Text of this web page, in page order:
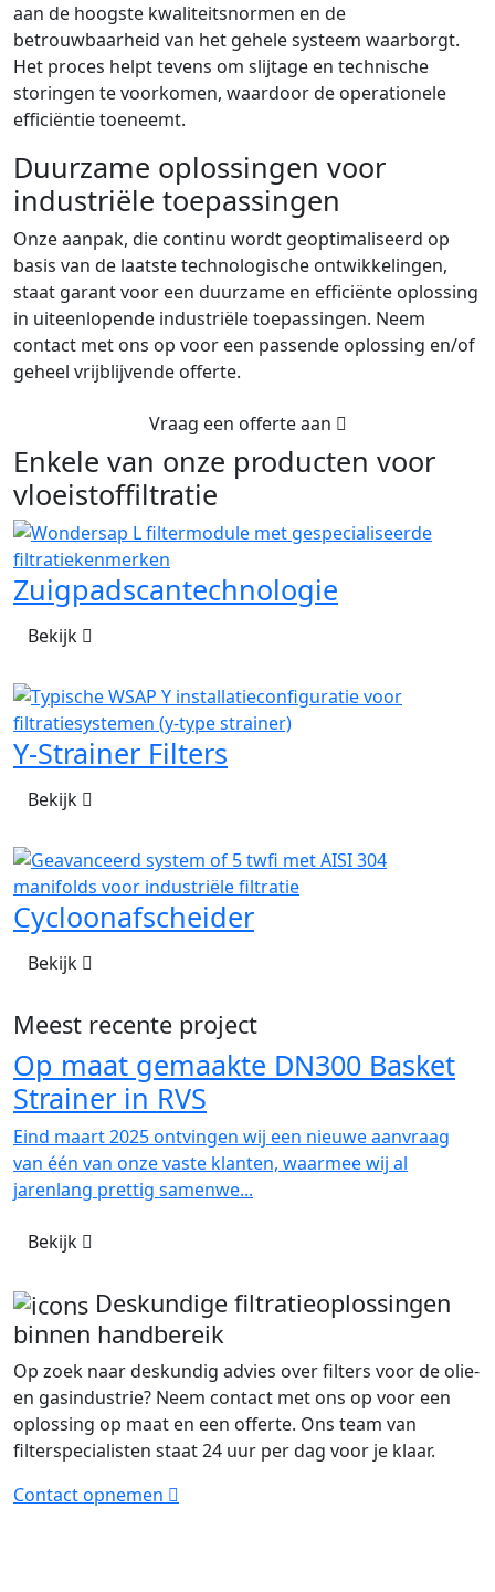
aan de hoogste kwaliteitsnormen en de
betrouwbaarheid van het gehele systeem waarborgt.
Het proces helpt tevens om slijtage en technische
storingen te voorkomen, waardoor de operationele
efficiëntie toeneemt.
Duurzame oplossingen voor
industriële toepassingen
Onze aanpak, die continu wordt geoptimaliseerd op
basis van de laatste technologische ontwikkelingen,
staat garant voor een duurzame en efficiënte oplossing
in uiteenlopende industriële toepassingen. Neem
contact met ons op voor een passende oplossing en/of
geheel vrijblijvende offerte.
Vraag een offerte aan
Enkele van onze producten voor
vloeistoffiltratie
Zuigpadscantechnologie
Bekijk
Y-Strainer Filters
Bekijk
Cycloonafscheider
Bekijk
Meest recente project
Op maat gemaakte DN300 Basket
Strainer in RVS
Eind maart 2025 ontvingen wij een nieuwe aanvraag
van één van onze vaste klanten, waarmee wij al
jarenlang prettig samenwe...
Bekijk
Deskundige filtratieoplossingen
binnen handbereik
Op zoek naar deskundig advies over filters voor de olie-
en gasindustrie? Neem contact met ons op voor een
oplossing op maat en een offerte. Ons team van
filterspecialisten staat 24 uur per dag voor je klaar.
Contact opnemen